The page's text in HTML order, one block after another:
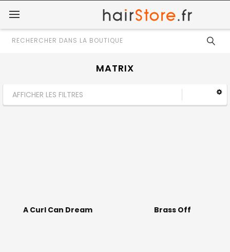
Rechercher
MATRIX
AFFICHER LES FILTRES
A Curl Can Dream Brass Off